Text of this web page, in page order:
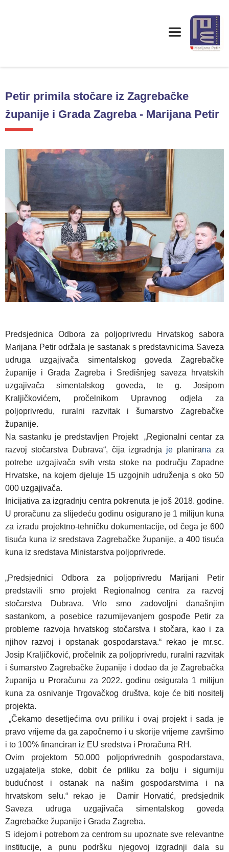
Petir primila stočare iz Zagrebačke
županije i Grada Zagreba - Marijana Petir
Predsjednica Odbora za poljoprivredu Hrvatskog sabora
Marijana Petir održala je sastanak s predstavnicima Saveza
udruga uzgajivača simentalskog goveda Zagrebačke
županije i Grada Zagreba i Središnjeg saveza hrvatskih
uzgajivača simentalskog goveda, te g. Josipom
Kraljičkovićem, pročelnikom Upravnog odjela za
poljoprivredu, ruralni razvitak i šumarstvo Zagrebačke
županije.
Na sastanku je predstavljen Projekt „Regionalni centar za
razvoj stočarstva Dubrava“, čija izgradnja je planirana za
potrebe uzgajivača svih vrsta stoke na području Zapadne
Hrvatske, na kojem djeluje 15 uzgojnih udruženja s oko 50
000 uzgajivača.
Inicijativa za izgradnju centra pokrenuta je još 2018. godine.
U proračunu za slijedeću godinu osigurano je 1 milijun kuna
za izradu projektno-tehničku dokumentacije, od čega je 600
tisuća kuna iz sredstava Zagrebačke županije, a 400 tisuća
kuna iz sredstava Ministarstva poljoprivrede.
„Predsjednici Odbora za poljoprivredu Marijani Petir
predstavili smo projekt Regionalnog centra za razvoj
stočarstva Dubrava. Vrlo smo zadovoljni današnjim
sastankom, a posebice razumijevanjem gospođe Petir za
probleme razvoja hrvatskog stočarstva i stočara, kao i za
njihov razvoj i opstanak gospodarstava.“ rekao je mr.sc.
Josip Kraljičković, pročelnik za poljoprivredu, ruralni razvitak
i šumarstvo Zagrebačke županije i dodao da je Zagrebačka
županija u Proračunu za 2022. godinu osigurala 1 milijun
kuna za osnivanje Trgovačkog društva, koje će biti nositelj
projekta.
„Čekamo desetljećima ovu priliku i ovaj projekt i sada je
pravo vrijeme da ga započnemo i u skorije vrijeme završimo
i to 100% financiran iz EU sredstva i Proračuna RH.
Ovim projektom 50.000 poljoprivrednih gospodarstava,
uzgajatelja stoke, dobit će priliku za bolju i sigurniju
budućnost i ostanak na našim gospodarstvima i na
hrvatskom selu.“
rekao je
Damir Horvatić, predsjednik
Saveza udruga uzgajivača simentalskog goveda
Zagrebačke županije i Grada Zagreba.
S idejom i potrebom za centrom su upoznate sve relevantne
institucije, a punu podršku njegovoj izgradnji dala su